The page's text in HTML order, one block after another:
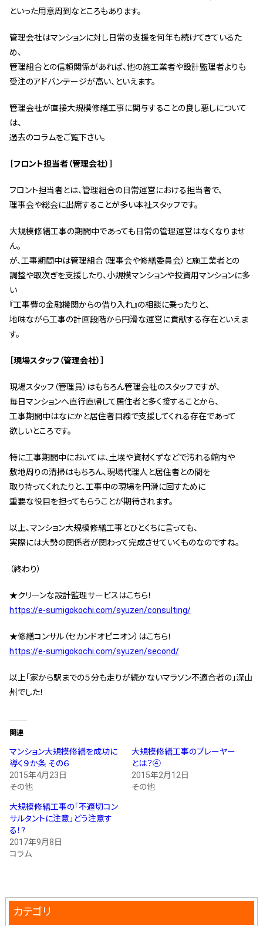
といった用意周到なところもあります。
管理会社はマンションに対し日常の支援を何年も続けてきているた
め、
管理組合との信頼関係があれば、他の施工業者や設計監理者よりも
受注のアドバンテージが高い、といえます。
管理会社が直接大規模修繕工事に関与することの良し悪しについて
は、
過去のコラムをご覧下さい。
［フロント担当者（管理会社）］
フロント担当者とは、管理組合の日常運営における担当者で、
理事会や総会に出席することが多い本社スタッフです。
大規模修繕工事の期間中であっても日常の管理運営はなくなりませ
ん。
が、工事期間中は管理組合（理事会や修繕委員会）と施工業者との
調整や取次ぎを支援したり、小規模マンションや投資用マンションに多
い
『工事費の金融機関からの借り入れ』の相談に乗ったりと、
地味ながら工事の計画段階から円滑な運営に貢献する存在といえま
す。
［現場スタッフ（管理会社）］
現場スタッフ（管理員）はもちろん管理会社のスタッフですが、
毎日マンションへ直行直帰して居住者と多く接することから、
工事期間中はなにかと居住者目線で支援してくれる存在であって
欲しいところです。
特に工事期間中においては、土埃や資材くずなどで汚れる館内や
敷地周りの清掃はもちろん、現場代理人と居住者との間を
取り持ってくれたりと、工事中の現場を円滑に回すために
重要な役目を担ってもらうことが期待されます。
以上、マンション大規模修繕工事とひとくちに言っても、
実際には大勢の関係者が関わって完成させていくものなのですね。
（終わり）
★クリーンな設計監理サービスはこちら！
https://e-sumigokochi.com/syuzen/consulting/
★修繕コンサル（セカンドオピニオン）はこちら！
https://e-sumigokochi.com/syuzen/second/
以上「家から駅までの５分も走りが続かないマラソン不適合者の」深山
州でした！
関連
マンション大規模修繕を成功に
導く９か条 その６
2015年4月23日
その他
大規模修繕工事のプレーヤー
とは？④
2015年2月12日
その他
大規模修繕工事の「不適切コン
サルタントに注意」どう注意す
る！?
2017年9月8日
コラム
カテゴリ